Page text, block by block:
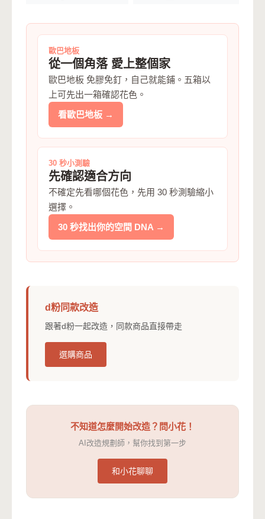
歐巴地板
從一個角落 愛上整個家
歐巴地板 免膠免釘，自己就能鋪。五箱以
上可先出一箱確認花色。
看歐巴地板 →
30 秒小測驗
先確認適合方向
不確定先看哪個花色，先用 30 秒測驗縮小
選擇。
30 秒找出你的空間 DNA →
d粉同款改造
跟著d粉一起改造，同款商品直接帶走
選購商品
不知道怎麼開始改造？問小花！
AI改造規劃師，幫你找到第一步
和小花聊聊